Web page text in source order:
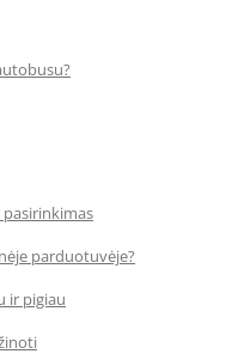
pasirinkimas
parduotuvėje?
ir pigiau